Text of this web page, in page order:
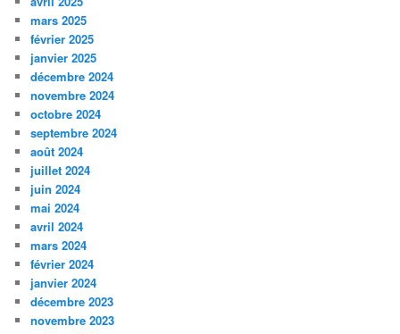
mars 2025
février 2025
janvier 2025
décembre 2024
novembre 2024
octobre 2024
septembre 2024
août 2024
juillet 2024
juin 2024
mai 2024
avril 2024
mars 2024
février 2024
janvier 2024
décembre 2023
novembre 2023